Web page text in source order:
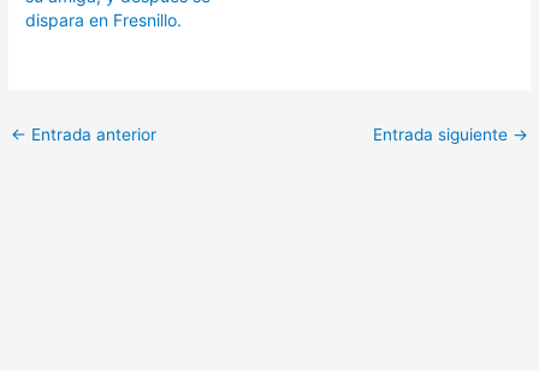
dispara en Fresnillo.
← Entrada anterior Entrada siguiente →